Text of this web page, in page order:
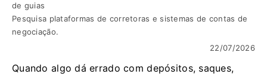
de guias
Pesquisa plataformas de corretoras e sistemas de contas de
negociação.
22/07/2026
Quando algo dá errado com depósitos, saques,